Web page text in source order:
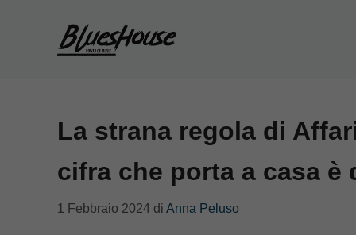
La strana regola di
cifra che porta a casa è
1 Febbraio 2024 di Anna Peluso